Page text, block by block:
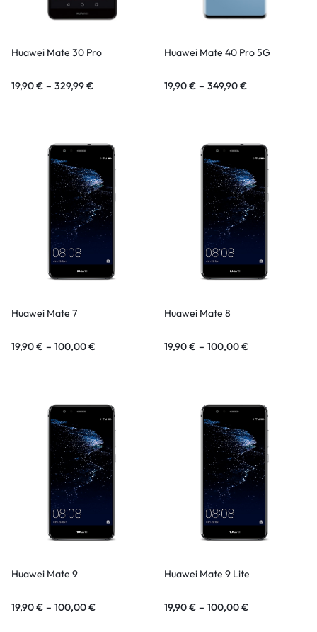
Huawei Mate 30 Pro
19,90€ – 329,99€
Huawei Mate 40 Pro 5G
19,90€ – 349,90€
Huawei Mate 7
19,90€ – 100,00€
Huawei Mate 8
19,90€ – 100,00€
Huawei Mate 9
19,90€ – 100,00€
Huawei Mate 9 Lite
19,90€ – 100,00€